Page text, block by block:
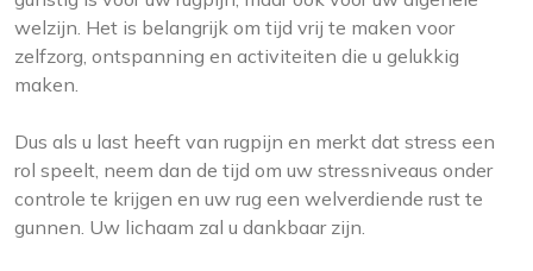
welzijn. Het is belangrijk om tijd vrij te maken voor
zelfzorg, ontspanning en activiteiten die u gelukkig
maken.
Dus als u last heeft van rugpijn en merkt dat stress een
rol speelt, neem dan de tijd om uw stressniveaus onder
controle te krijgen en uw rug een welverdiende rust te
gunnen. Uw lichaam zal u dankbaar zijn.